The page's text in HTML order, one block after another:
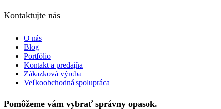
Kontaktujte nás
O nás
Blog
Portfólio
Kontakt a predajňa
Zákazková výroba
Veľkoobchodná spolupráca
Pomôžeme vám vybrať správny opasok.